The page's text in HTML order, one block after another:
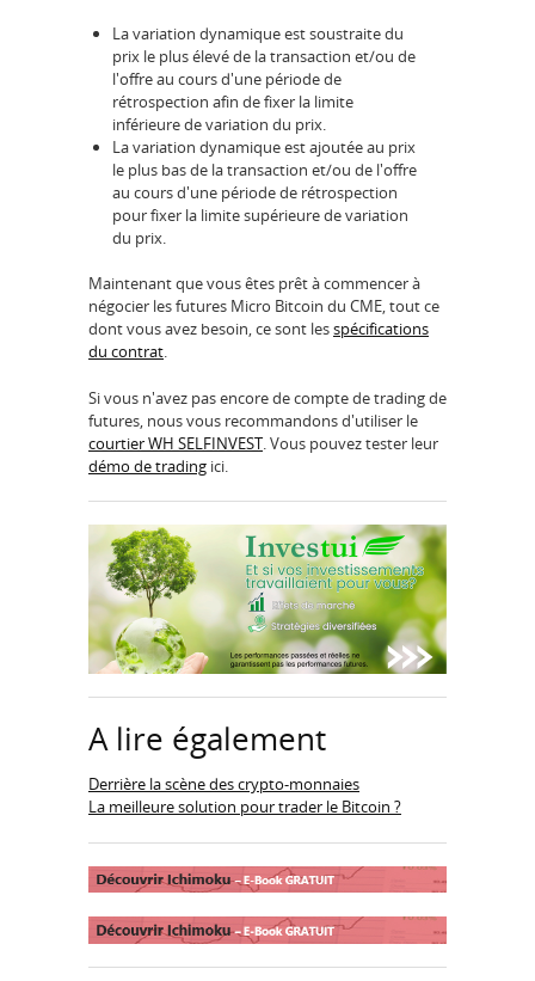
La variation dynamique est soustraite du
prix le plus élevé de la transaction et/ou de
l'offre au cours d'une période de
rétrospection afin de fixer la limite
inférieure de variation du prix.
La variation dynamique est ajoutée au prix
le plus bas de la transaction et/ou de l'offre
au cours d'une période de rétrospection
pour fixer la limite supérieure de variation
du prix.
Maintenant que vous êtes prêt à commencer à
négocier les futures Micro Bitcoin du CME, tout ce
dont vous avez besoin, ce sont lesspécifications
du contrat.
Si vous n'avez pas encore de compte de trading de
futures, nous vous recommandons d'utiliser le
courtier WH SELFINVEST . Vous pouvez tester leur
démo de trading ici.
A lire également
Derrière la scène des crypto-monnaies
La meilleure solution pour trader le Bitcoin ?